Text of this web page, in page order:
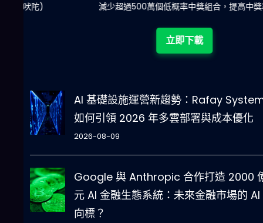
減少超過500萬個低概率中獎組合，提高中獎率
立即下載
AI 基礎設施運營新趨勢：Rafay
如何引領 2026 年多雲部署與成本優化
2026-08-09
Google 與 Anthropic 合作打造 2000
元 AI 金融生態系統：未來金融市場的 AI
向標？